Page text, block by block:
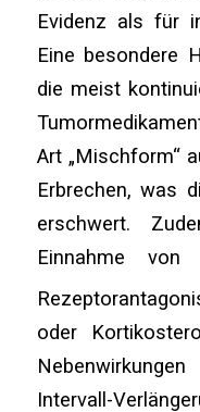
Evidenz als für
Eine besondere
die meist
Art „Mischform“
Erbrechen, was
erschwert.
Einnahme von
oder
Intervall-